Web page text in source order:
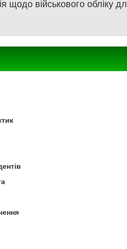
щодо військового обліку